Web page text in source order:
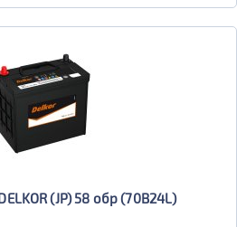
(JP) 58 обр (70B24L)